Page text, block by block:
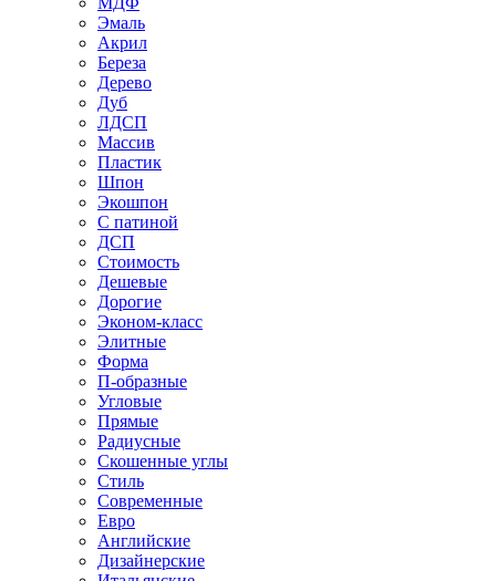
Эмаль
Акрил
Береза
Дерево
Дуб
ЛДСП
Массив
Пластик
Шпон
Экошпон
С патиной
ДСП
Стоимость
Дешевые
Дорогие
Эконом-класс
Элитные
Форма
П-образные
Угловые
Прямые
Радиусные
Скошенные углы
Стиль
Современные
Евро
Английские
Дизайнерские